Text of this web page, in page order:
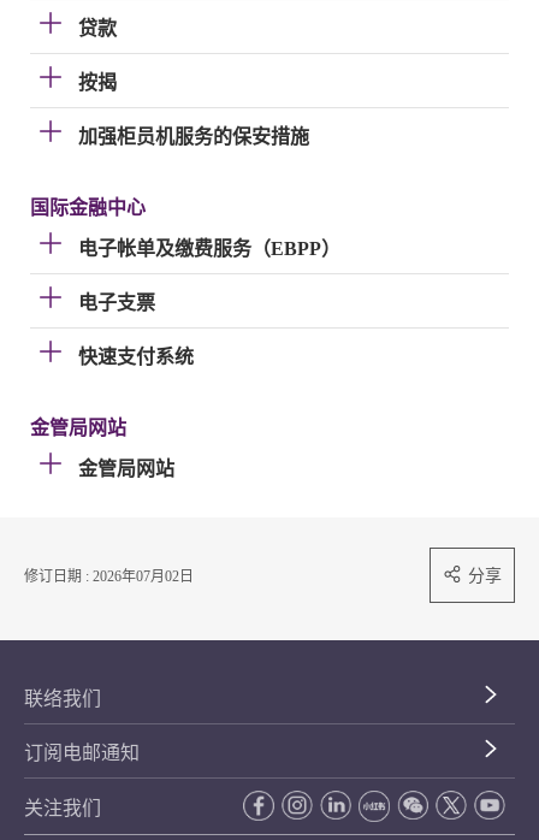
贷款
按揭
加强柜员机服务的保安措施
国际金融中心
电子帐单及缴费服务（EBPP）
电子支票
快速支付系统
金管局网站
金管局网站
修订日期 : 2026年07月02日 分享
联络我们
订阅电邮通知
关注我们